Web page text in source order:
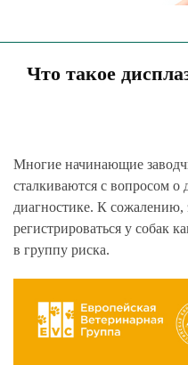
Что такое
Многие начинающие
сталкиваются с вопросом о
диагностике. К сожалению,
регистрироваться у собак
в группу риска.